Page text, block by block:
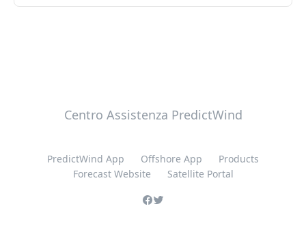
Centro Assistenza PredictWind
PredictWind App Offshore App
Products
Forecast Website
Satellite Portal